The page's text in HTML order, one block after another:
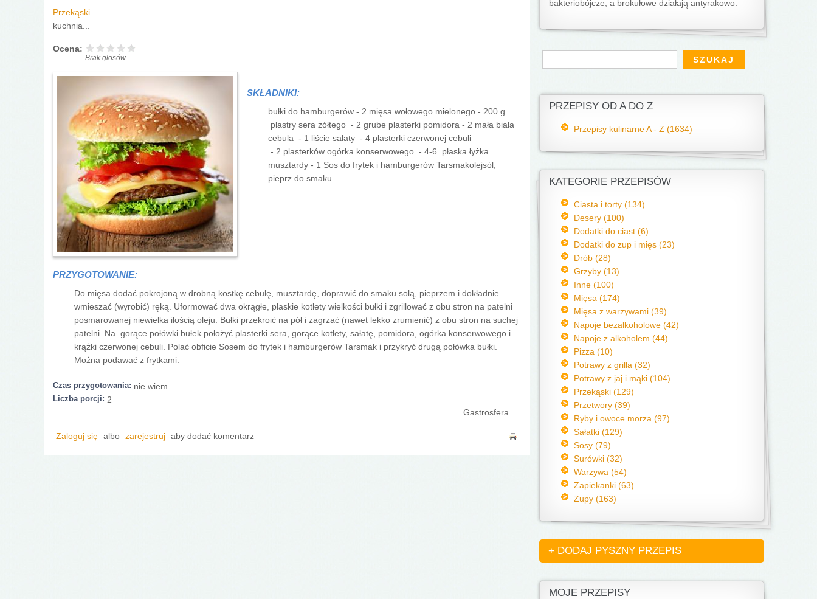
Przekąski
kuchnia...
Ocena:
Brak głosów
SKŁADNIKI:
bułki do hamburgerów - 2 mięsa wołowego mielonego - 200 g
plastry sera żółtego - 2 grube plasterki pomidora - 2 mała biała
cebula - 1 liście sałaty - 4 plasterki czerwonej cebuli
- 2 plasterków ogórka konserwowego - 4-6 płaska łyżka
musztardy - 1 Sos do frytek i hamburgerów Tarsmakolejsól,
pieprz do smaku
PRZYGOTOWANIE:
Do mięsa dodać pokrojoną w drobną kostkę cebulę, musztardę, doprawić do smaku solą, pieprzem i dokładnie
wmieszać (wyrobić) ręką. Uformować dwa okrągłe, płaskie kotlety wielkości bułki i zgrillować z obu stron na patelni
posmarowanej niewielka ilością oleju. Bułki przekroić na pół i zagrzać (nawet lekko zrumienić) z obu stron na suchej
patelni. Na gorące połówki bułek położyć plasterki sera, gorące kotlety, sałatę, pomidora, ogórka konserwowego i
krążki czerwonej cebuli. Polać obficie Sosem do frytek i hamburgerów Tarsmak i przykryć drugą połówka bułki.
Można podawać z frytkami.
Czas przygotowania: nie wiem
Liczba porcji: 2
Gastrosfera
Zaloguj się albo zarejestruj aby dodać komentarz
bakteriobójcze, a brokułowe działają antyrakowo.
Formularz wyszukiwania
Szukaj
PRZEPISY OD A DO Z
Przepisy kulinarne A - Z (1634)
KATEGORIE PRZEPISÓW
Ciasta i torty (134)
Desery (100)
Dodatki do ciast (6)
Dodatki do zup i mięs (23)
Drób (28)
Grzyby (13)
Inne (100)
Mięsa (174)
Mięsa z warzywami (39)
Napoje bezalkoholowe (42)
Napoje z alkoholem (44)
Pizza (10)
Potrawy z grilla (32)
Potrawy z jaj i mąki (104)
Przekąski (129)
Przetwory (39)
Ryby i owoce morza (97)
Sałatki (129)
Sosy (79)
Surówki (32)
Warzywa (54)
Zapiekanki (63)
Zupy (163)
+ DODAJ PYSZNY PRZEPIS
MOJE PRZEPISY